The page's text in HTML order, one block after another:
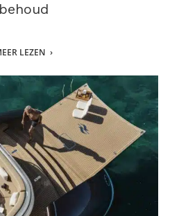
behoud
LEZEN